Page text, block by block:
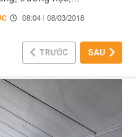
08:04 | 08/03/2018
TRƯỚC SAU